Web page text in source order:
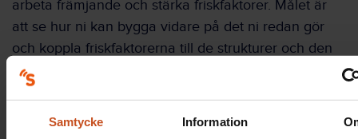
Samtycke Information
arbeta främjande och stärka friskfaktorer. Målet är
att se hur ni kan bygga vidare på det ni redan gör
och koppla friskfaktorerna till de strukturer och den
systematik som redan finns. Börja som vanligt med
filmen!